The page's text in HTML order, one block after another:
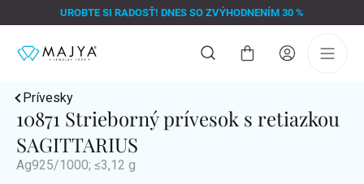
na
UROBTE SI RADOSŤ! DNES SO ZVÝHODNENÍM 30 %
Nákupný
Prívesky
10871 Strieborný prívesok s retiazkou
SAGITTARIUS
Ag925/1000; ≤3,12 g